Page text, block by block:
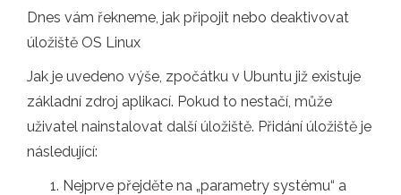
Dnes vám řekneme, jak připojit nebo deaktivovat
úložiště OS Linux
Jak je uvedeno výše, zpočátku v Ubuntu již existuje
základní zdroj aplikací. Pokud to nestačí, může
uživatel nainstalovat další úložiště. Přidání úložiště je
následující:
Nejprve přejděte na „parametry systému“ a